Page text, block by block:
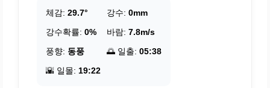
체감: 29.7° 강수: 0mm
강수확률: 0% 바람: 7.8m/s
풍향: 동풍 🌅 일출: 05:38
🌇 일몰: 19:22